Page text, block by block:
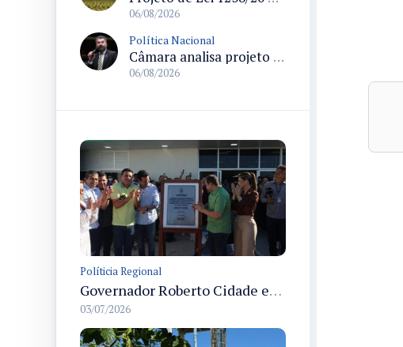
06/08/2026
Política Nacional
Câmara analisa projeto que autoriza policiais civis embarcarem armados em aeronaves civis mediante regras
06/08/2026
Políticia Regional
Governador Roberto Cidade entrega readequação do ambulatório da FCecon e amplia capacidade de atendimento oncológico em Manaus
03/07/2026